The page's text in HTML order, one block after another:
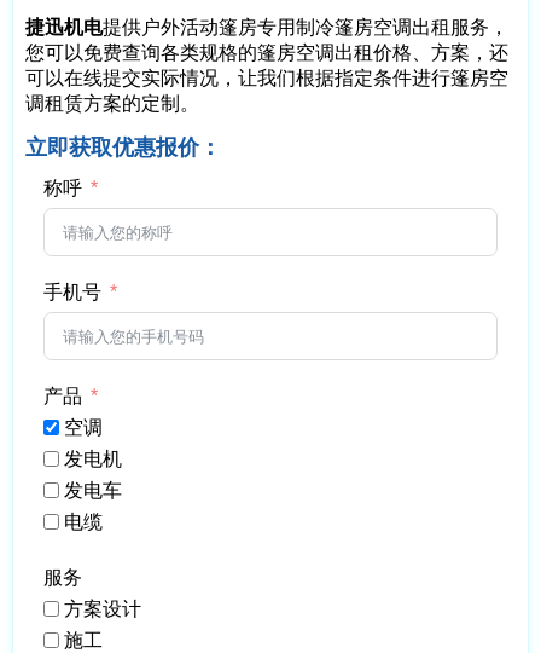
捷迅机电提供户外活动篷房专用制冷篷房空调出租服务，
您可以免费查询各类规格的篷房空调出租价格、方案，还
可以在线提交实际情况，让我们根据指定条件进行篷房空
调租赁方案的定制。
立即获取优惠报价：
称呼
手机号
产品
空调
发电机
发电车
电缆
服务
方案设计
施工